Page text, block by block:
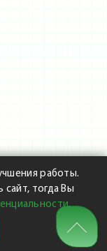
работы.
тогда Вы
.